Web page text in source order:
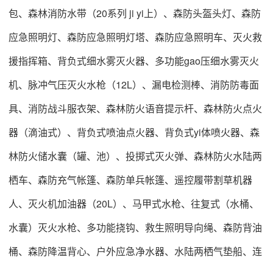
包、森林消防水带（20系列 ji yi上）、森防头盔头灯、森防
应急照明灯、森防应急照明灯塔、森防应急照明车、灭火救
援指挥箱、背负式细水雾灭火器、多功能gao压细水雾灭火
机、脉冲气压灭火水枪（12L）、漏电检测棒、消防防毒面
具、消防战斗服衣架、森林防火语音提示杆、森林防火点火
器（滴油式）、背负式喷油点火器、背负式yi体喷火器、森
林防火储水囊（罐、池）、投掷式灭火弹、森林防火水陆两
栖车、森防充气帐篷、森防单兵帐篷、遥控履带割草机器
人、灭火机加油器（20L）、马甲式水枪、往复式（水桶、
水囊）灭火水枪、多功能挠钩、救生照明导向绳、森防背油
桶、森防降温背心、户外应急净水器、水陆两栖气垫船、连